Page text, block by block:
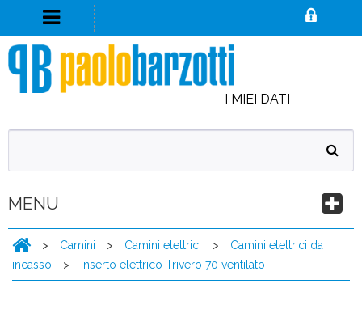
I MIEI DATI
MENU
> Camini > Camini elettrici >
Camini elettrici da
incasso
> Inserto elettrico Trivero 70 ventilato